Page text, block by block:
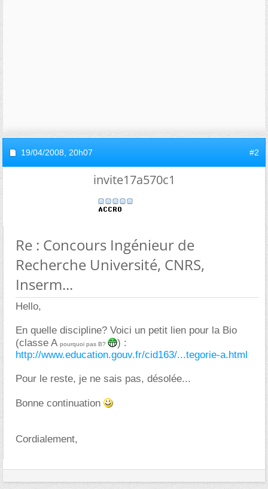
19/04/2008, 20h07 #2
invite17a570c1
Re : Concours Ingénieur de
Recherche Université, CNRS,
Inserm...
Hello,
En quelle discipline? Voici un petit lien pour la Bio
(classe A pourquoi pas B?
) :
http://www.education.gouv.fr/cid163/...tegorie-a.html
Pour le reste, je ne sais pas, désolée...
Bonne continuation
Cordialement,